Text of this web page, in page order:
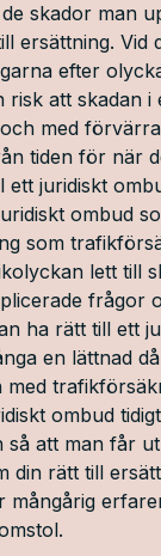
skador man
ersättning.
efter
risk att skadan
med
tiden för när
ett juridiskt
ombud
som
lett till
frågor
ha rätt till ett
en lättnad
ombud
så att man får
din rätt till
mångårig